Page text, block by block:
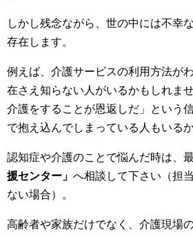
しかし残念ながら、世の中には不幸
存在します。
例えば、介護サービスの利用方法が
在さえ知らない人がいるかもしれま
介護をすることが恩返しだ」という
で抱え込んでしまっている人もいる
認知症や介護のことで悩んだ時は、
援センター」 へ相談して下さい（担
ない場合）。
高齢者や家族だけでなく、介護現場